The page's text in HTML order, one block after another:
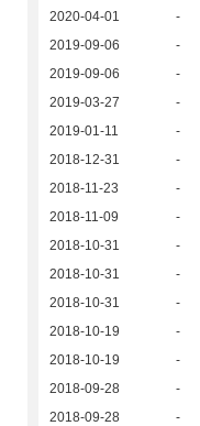
2020-04-01 -
2019-09-06
-
2019-09-06
-
2019-03-27
-
2019-01-11
-
2018-12-31
-
2018-11-23
-
2018-11-09
-
2018-10-31
-
2018-10-31
-
2018-10-31
-
2018-10-19
-
2018-10-19
-
2018-09-28
-
2018-09-28
-